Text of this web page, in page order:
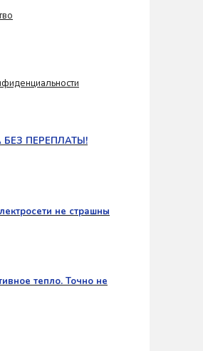
БЕЗ ПЕРЕПЛАТЫ!
не страшны
тепло. Точно не